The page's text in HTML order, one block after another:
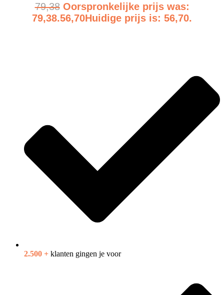
79,38 Oorspronkelijke prijs was:
79,38.56,70Huidige prijs is: 56,70.
2.500 + klanten gingen je voor